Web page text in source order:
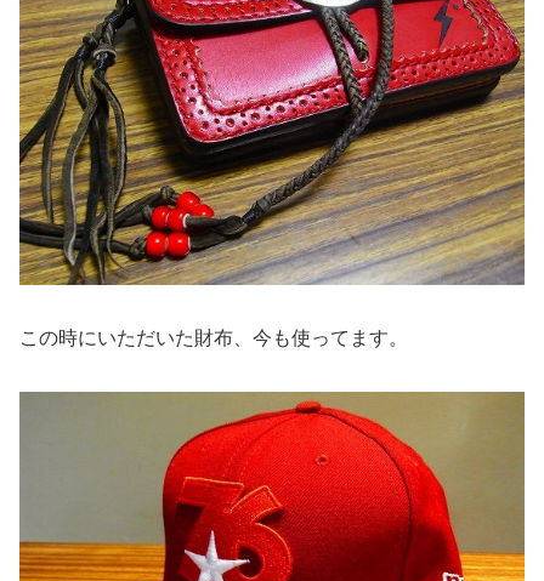
この時にいただいた財布、今も使ってます。